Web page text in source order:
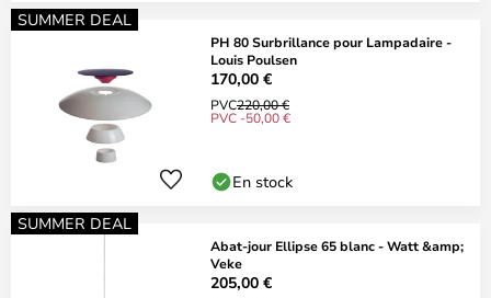
SUMMER DEAL
PH 80 Surbrillance pour Lampadaire -
Louis Poulsen
170,00 €
PVC220,00 €
PVC -50,00 €
En stock
SUMMER DEAL
Abat-jour Ellipse 65 blanc - Watt &amp;
Veke
205,00 €